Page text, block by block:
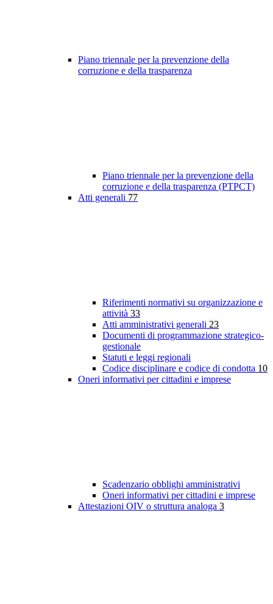
Piano triennale per la prevenzione della
corruzione e della trasparenza
Piano triennale per la prevenzione della
corruzione e della trasparenza (PTPCT)
Atti generali 77
Riferimenti normativi su organizzazione e
attività 33
Atti amministrativi generali 23
Documenti di programmazione strategico-
gestionale
Statuti e leggi regionali
Codice disciplinare e codice di condotta 10
Oneri informativi per cittadini e imprese
Scadenzario obblighi amministrativi
Oneri informativi per cittadini e imprese
Attestazioni OIV o struttura analoga 3